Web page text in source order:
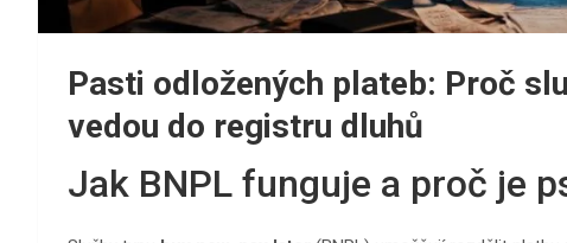
Pasti odložených plateb: Proč
vedou do registru dluhů
Jak BNPL funguje a proč je